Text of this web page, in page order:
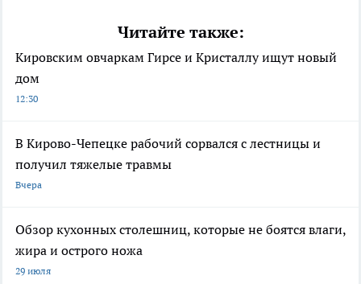
Читайте также:
Кировским овчаркам Гирсе и Кристаллу ищут новый
дом
12:30
В Кирово-Чепецке рабочий сорвался с лестницы и
получил тяжелые травмы
Вчера
Обзор кухонных столешниц, которые не боятся влаги,
жира и острого ножа
29 июля